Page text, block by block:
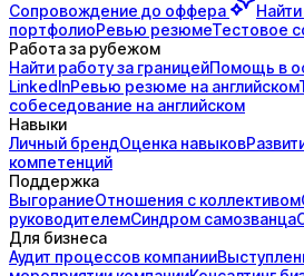
Сопровождение до оффера
портфолиоРевью резюмеТестовое
Работа за рубежом
Найти работу за границейПомощь в
LinkedInРевью резюме на английском
собеседование на английском
Навыки
Личный брендОценка навыков
компетенций
Поддержка
ВыгораниеОтношения с коллективом
руководителемСиндром самозванца
Для бизнеса
Аудит процессов компании